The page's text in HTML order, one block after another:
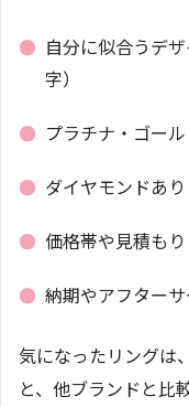
● 自分に似合うデ
字）
● プラチナ・ゴー
● ダイヤモンドあ
● 価格帯や見積もり
● 納期やアフター
気になったリングは、
と、他ブランドと比